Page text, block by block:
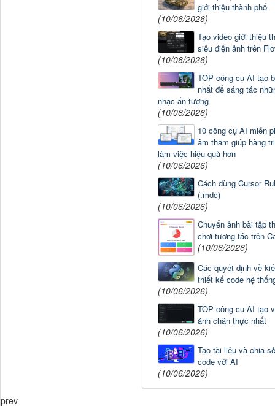
giới thiệu thành phố
(10/06/2026)
Tạo video giới thiệu
siêu điện ảnh trên
(10/06/2026)
TOP công cụ AI tạo
nhất để sáng tác
nhạc ấn tượng
(10/06/2026)
10 công cụ AI miễn
âm thầm giúp hàng
làm việc hiệu quả hơn
(10/06/2026)
Cách dùng Cursor
(.mdc)
(10/06/2026)
Chuyển ảnh bài tập
chơi tương tác trên
(10/06/2026)
Các quyết định về
thiết kế code hệ
(10/06/2026)
TOP công cụ AI tạo
ảnh chân thực nhất
(10/06/2026)
Tạo tài liệu và chia
code với AI
(10/06/2026)
prev